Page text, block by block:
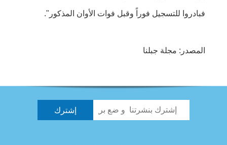
فبادروا للتسجيل فوراً وقبل فوات الأوان المذكور".
المصدر: مجلة جبلنا